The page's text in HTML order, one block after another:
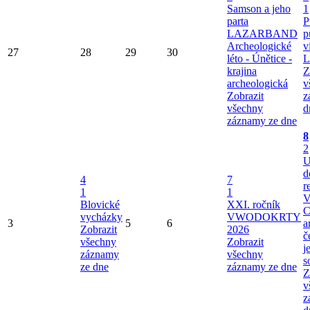
27 28 29 30
Samson a jeho
parta
LAZARBAND
Archeologické
léto - Únětice -
krajina
archeologická
Zobrazit
všechny
záznamy ze dne
1
3
4
1
Blovické
vycházky
Zobrazit
všechny
záznamy
ze dne
5 6
7
1
XXI. ročník
VWODOKRTY
2026
Zobrazit
všechny
záznamy ze dne
8
2